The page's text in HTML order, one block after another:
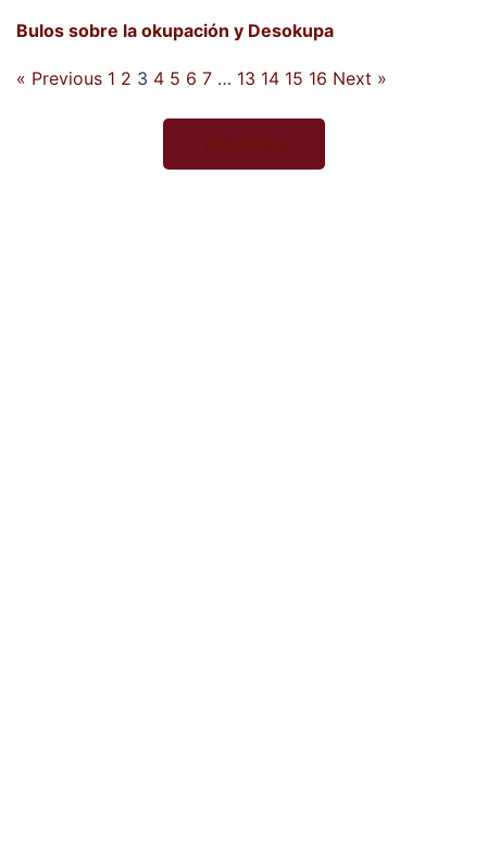
Bulos sobre la okupación y Desokupa
« Previous 1 2 3 4 5 6 7 … 13 14 15 16 Next »